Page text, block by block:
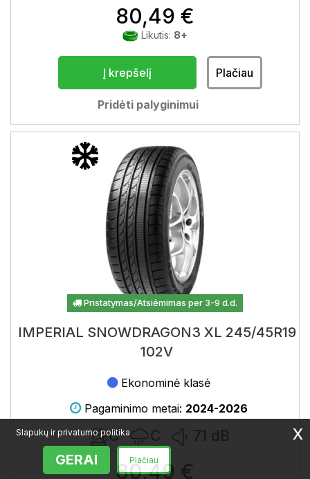
80,49 €
Likutis: 8+
Į krepšelį Plačiau
Pridėti palyginimui
Pristatymas/Atsiėmimas per 3-9 d.d.
IMPERIAL SNOWDRAGON3 XL 245/45R19
102V
Ekonominė klasė
Pagaminimo metai: 2024-2026
C C 71 dB
80,49 €
Slapukų ir privatumo politika
GERAI Plačiau
x